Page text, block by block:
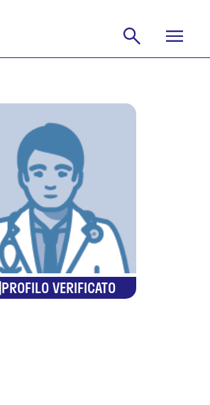
PROFILO VERIFICATO